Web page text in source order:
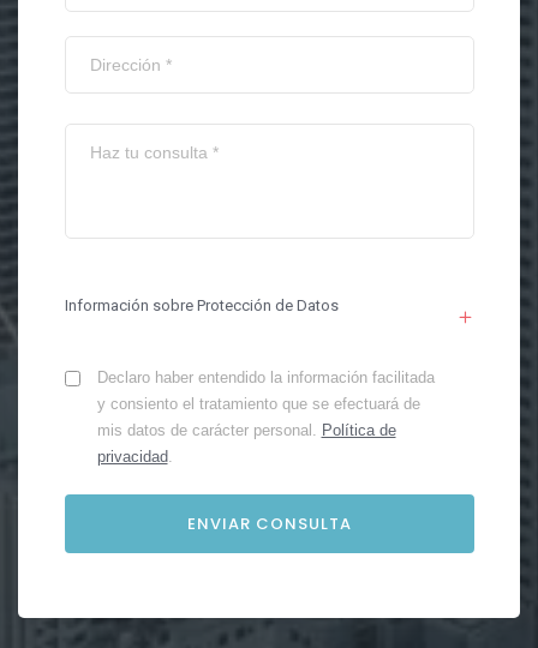
Información sobre Protección de Datos
Declaro haber entendido la información facilitada
y consiento el tratamiento que se efectuará de
mis datos de carácter personal. Política de
privacidad.